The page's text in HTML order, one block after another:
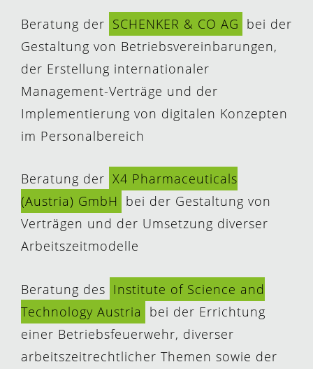
Beratung der SCHENKER & CO AG bei der
Gestaltung von Betriebsvereinbarungen,
der Erstellung internationaler
Management-Verträge und der
Implementierung von digitalen Konzepten
im Personalbereich
Beratung der X4 Pharmaceuticals
(Austria) GmbH bei der Gestaltung von
Verträgen und der Umsetzung diverser
Arbeitszeitmodelle
Beratung des Institute of Science and
Technology Austria
bei der Errichtung
einer Betriebsfeuerwehr, diverser
arbeitszeitrechtlicher Themen sowie der